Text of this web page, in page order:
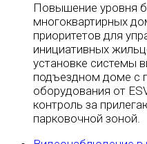
Повышение уровня
многоквартирных
приоритетов для
инициативных
установке системы
подъездном доме с
оборудования от
контроль за
парковочной зоной.